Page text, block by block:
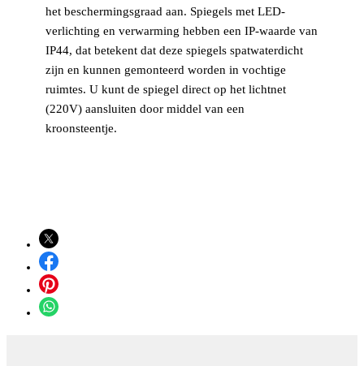
het beschermingsgraad aan. Spiegels met LED-
verlichting en verwarming hebben een IP-waarde van
IP44, dat betekent dat deze spiegels spatwaterdicht
zijn en kunnen gemonteerd worden in vochtige
ruimtes. U kunt de spiegel direct op het lichtnet
(220V) aansluiten door middel van een
kroonsteentje.